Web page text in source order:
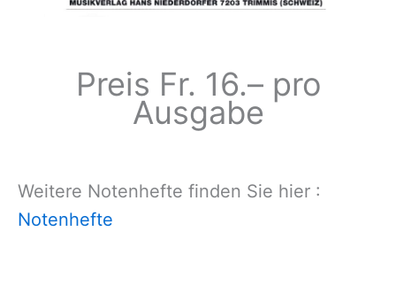
Preis Fr. 16.– pro
Ausgabe
Weitere Notenhefte finden Sie hier :
Notenhefte